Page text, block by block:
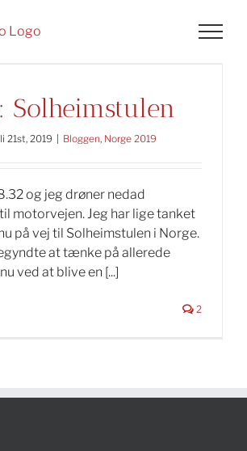
Solheimstulen
21st, 2019 Bloggen, Norge 2019
og jeg drøner nedad
motorvejen. Jeg har lige tanket
på vej til Solheimstulen i Norge.
at tænke på allerede
ved at blive en [...]
2